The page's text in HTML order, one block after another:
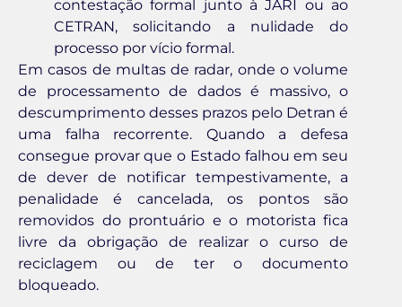
contestação formal junto à JARI ou ao
CETRAN, solicitando a nulidade do
processo por vício formal.
Em casos de multas de radar, onde o volume
de processamento de dados é massivo, o
descumprimento desses prazos pelo Detran é
uma falha recorrente. Quando a defesa
consegue provar que o Estado falhou em seu
de dever de notificar tempestivamente, a
penalidade é cancelada, os pontos são
removidos do prontuário e o motorista fica
livre da obrigação de realizar o curso de
reciclagem ou de ter o documento
bloqueado.